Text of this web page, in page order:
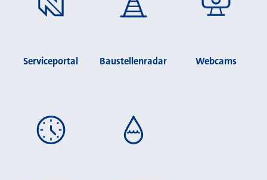
Serviceportal Baustellenradar Webcams